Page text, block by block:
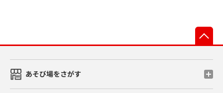
あそび場をさがす